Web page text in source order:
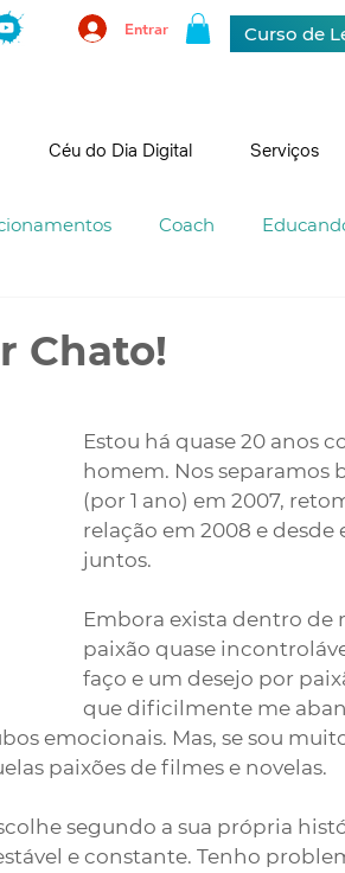
Entrar Curso de
Céu do Dia Digital Serviços
Coach
Chato!
Estou há quase 20 anos
homem. Nos separamos
(por 1 ano) em 2007,
relação em 2008 e desde
juntos.
Embora exista dentro de
paixão quase
faço e um desejo por
que dificilmente me
emocionais. Mas, se sou
paixões de filmes e novelas.
segundo a sua própria
e constante. Tenho